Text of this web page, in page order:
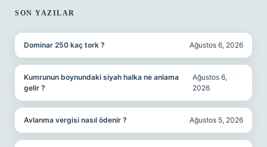
SON YAZILAR
Dominar 250 kaç tork ? Ağustos 6, 2026
Kumrunun boynundaki siyah halka ne anlama
gelir ?
Ağustos 6,
2026
Avlanma vergisi nasıl ödenir ? Ağustos 5, 2026